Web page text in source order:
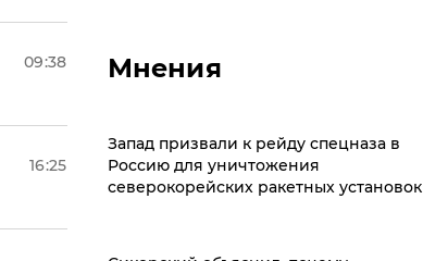
09:38
16:25
Мнения
Запад призвали к рейду спецназа в
Россию для уничтожения
северокорейских ракетных установок